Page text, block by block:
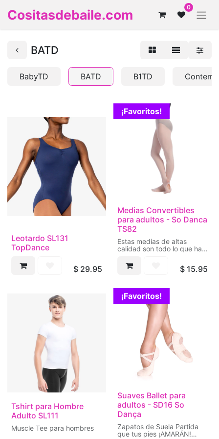
Cositasdebaile.com 0
BATD
BabyTD BATD B1TD
Leotardo SL131
TopDance
$ 29.95
¡Favoritos!
Medias Convertibles
para adultos - So Danca
TS82
Estas medias de altas
calidad son todo lo que has
presentaciones. Las
ofrecemos en 2 tallas y
perfecto de sus zapatillas
de danza.
$ 15.95
Tshirt para Hombre
Adulto SL111
Muscle Tee para hombres
¡Favoritos!
Suaves Ballet para
adultos - SD16 So
Dança
Zapatos de Suela Partida
que tus pies ¡AMARÁN!